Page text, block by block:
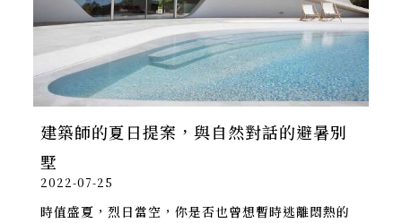
建築師的夏日提案，與自然對話的避暑別
墅
2022-07-25
時值盛夏，烈日當空，你是否也曾想暫時逃離悶熱的